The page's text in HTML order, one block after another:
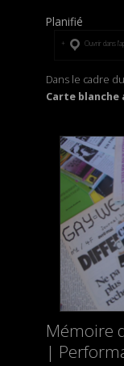
Planifié
Ouvrir dans
Dans le cadre
Carte blanche
Mémoire
|